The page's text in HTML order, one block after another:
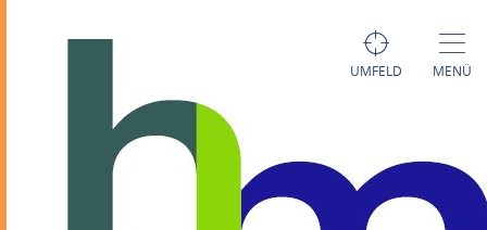
UMFELD MENÜ